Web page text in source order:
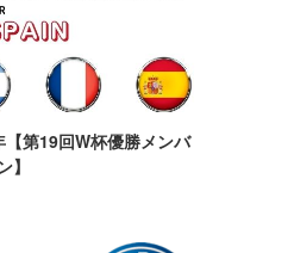
第19回W杯優勝メンバ
】